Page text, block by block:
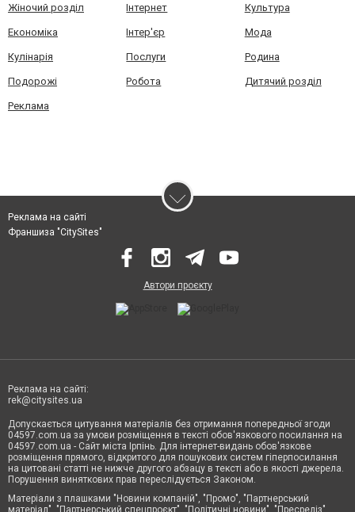
Жіночий розділ Інтернет Культура
Економіка Інтер'єр Мода
Кулінарія Послуги Родина
Подорожі Робота Дитячий розділ
Реклама
Реклама на сайті
Франшиза "CitySites"
Автори проєкту
Реклама на сайті:
rek@citysites.ua
Допускається цитування матеріалів без отримання попередньої згоди
04597.com.ua за умови розміщення в тексті обов'язкового посилання на
04597.com.ua - Сайт міста Ірпінь. Для інтернет-видань обов'язкове
розміщення прямого, відкритого для пошукових систем гіперпосилання
на цитовані статті не нижче другого абзацу в тексті або в якості джерела.
Порушення виняткових прав переслідується Законом.
Матеріали з плашками "Новини компаній", "Промо", "Партнерський
матеріал", "Партнерський спецпроєкт", "Політичні новини", "Пресреліз",